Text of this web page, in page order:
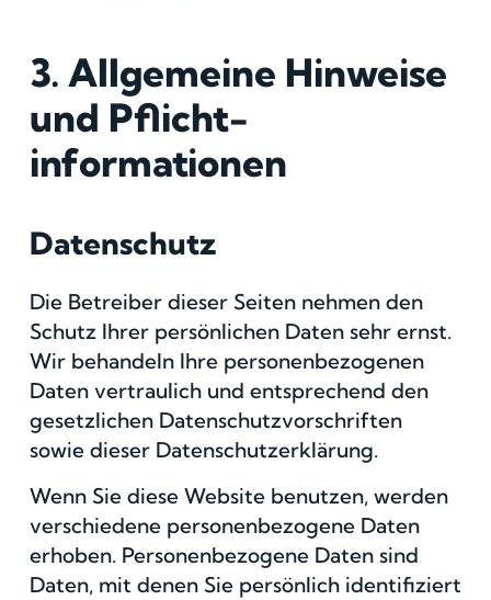
3. Allgemeine Hinweise
und Pflicht­
informationen
Datenschutz
Die Betreiber dieser Seiten nehmen den
Schutz Ihrer persönlichen Daten sehr ernst.
Wir behandeln Ihre personenbezogenen
Daten vertraulich und entsprechend den
gesetzlichen Datenschutzvorschriften
sowie dieser Datenschutzerklärung.
Wenn Sie diese Website benutzen, werden
verschiedene personenbezogene Daten
erhoben. Personenbezogene Daten sind
Daten, mit denen Sie persönlich identifiziert